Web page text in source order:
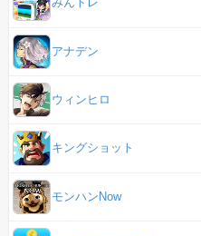
アナデン
ウィンヒロ
キングショット
モンハンNow